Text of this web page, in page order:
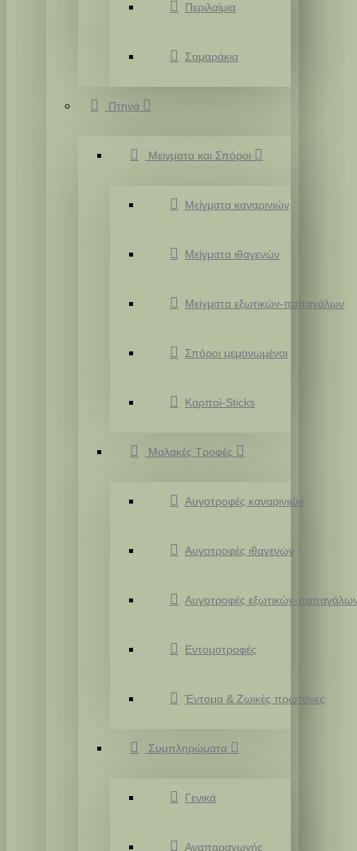
Περιλαίμια
Σαμαράκια
Πτηνά
Μείγματα και Σπόροι
Μείγματα καναρινιών
Μείγματα ιθαγενών
Μείγματα εξωτικών-παπαγάλων
Σπόροι μεμονωμένοι
Καρποί-Sticks
Μαλακές Τροφές
Αυγοτροφές καναρινιών
Αυγοτροφές ιθαγενών
Αυγοτροφές εξωτικών-
Εντομοτροφές
Έντομα & Ζωικές πρωτεϊνες
Συμπληρώματα
Γενικά
Αναπαραγωγής